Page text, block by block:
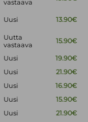
vastaava
Uusi 13.90€
Uutta
vastaava
15.90€
Uusi
19.90€
Uusi
21.90€
Uusi
16.90€
Uusi
15.90€
Uusi 21.90€